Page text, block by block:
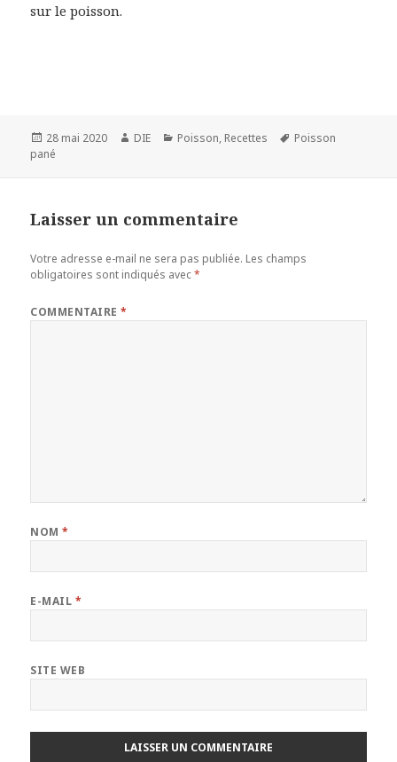
sur le poisson.
Publié
le
28 mai 2020 Auteur
DIE Catégories
Poisson, Recettes
Mots-
Poisson
pané
Laisser un commentaire
Votre adresse e-mail ne sera pas publiée. Les champs
obligatoires sont indiqués avec*
COMMENTAIRE*
NOM*
E-MAIL *
SITE WEB